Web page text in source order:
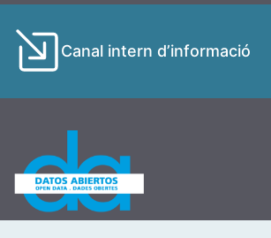
Canal intern d’informació